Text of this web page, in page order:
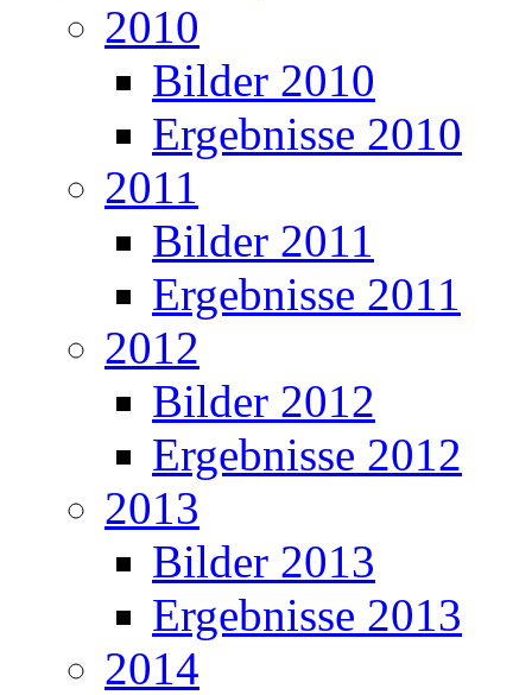
2010
Bilder 2010
Ergebnisse 2010
2011
Bilder 2011
Ergebnisse 2011
2012
Bilder 2012
Ergebnisse 2012
2013
Bilder 2013
Ergebnisse 2013
2014